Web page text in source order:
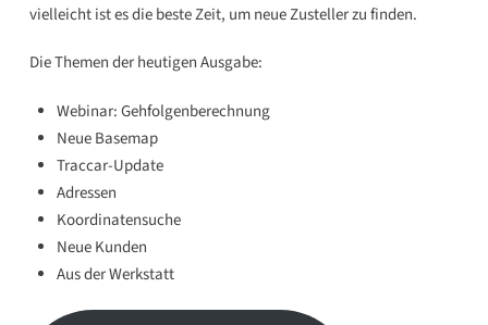
vielleicht ist es die beste Zeit, um neue Zusteller zu finden.
Die Themen der heutigen Ausgabe:
Webinar: Gehfolgenberechnung
Neue Basemap
Traccar-Update
Adressen
Koordinatensuche
Neue Kunden
Aus der Werkstatt